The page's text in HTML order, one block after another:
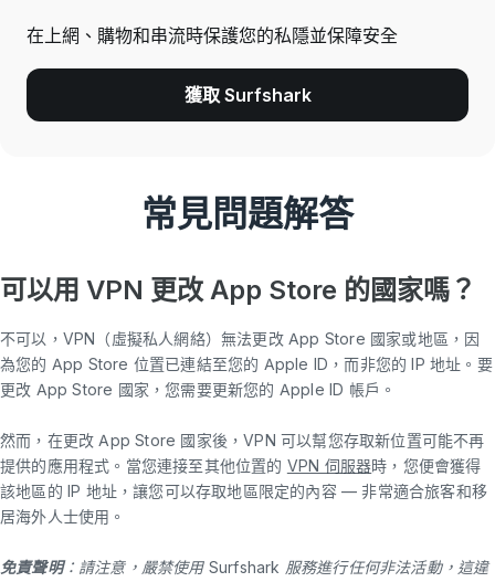
在上網、購物和串流時保護您的私隱並保障安全
獲取 Surfshark
常見問題解答
可以用 VPN 更改 App Store 的國家嗎？
不可以，VPN（虛擬私人網絡）無法更改 App Store 國家或地區，因
為您的 App Store 位置已連結至您的 Apple ID，而非您的 IP 地址。要
更改 App Store 國家，您需要更新您的 Apple ID 帳戶。
然而，在更改 App Store 國家後，VPN 可以幫您存取新位置可能不再
提供的應用程式。當您連接至其他位置的 VPN 伺服器時，您便會獲得
該地區的 IP 地址，讓您可以存取地區限定的內容 — 非常適合旅客和移
居海外人士使用。
免責聲明： 請注意，嚴禁使用 Surfshark 服務進行任何非法活動，這違